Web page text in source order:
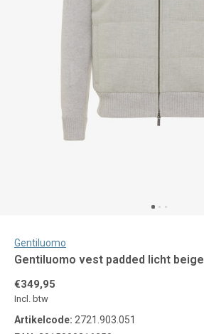
Gentiluomo
Gentiluomo vest padded licht beige
€349,95
Incl. btw
Artikelcode: 2721.903.051